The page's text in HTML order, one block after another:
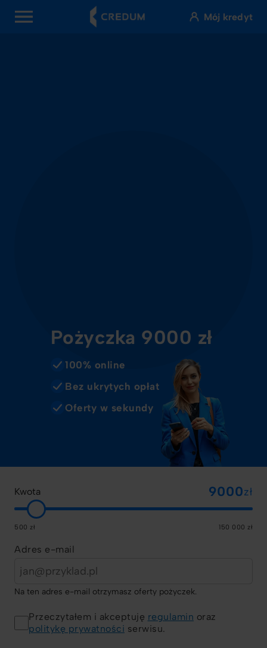
Mój kredyt
Pożyczka 9000 zł
100% online
Bez ukrytych opłat
Oferty w sekundy
Kwota zł
500 zł 150 000 zł
Adres e-mail
Na ten adres e-mail otrzymasz oferty pożyczek.
Przeczytałem i akceptuję regulamin oraz
politykę prywatności serwisu.